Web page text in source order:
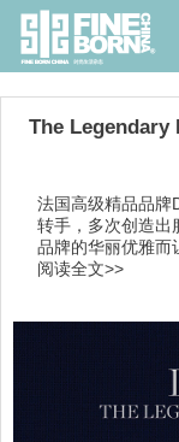
The Legendary
法国高级精品品牌
转手，多次创造出
品牌的华丽优雅而
阅读全文>>